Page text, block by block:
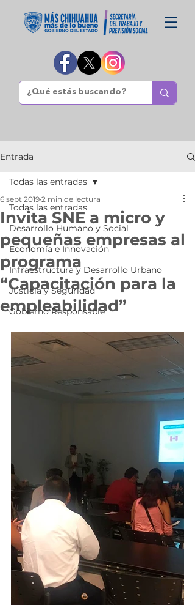
Entrada
Todas las entradas
Desarrollo Humano y Social
Economía e Innovación
Infraestructura y Desarrollo Urbano
Justicia y Seguridad
Gobierno Responsable
Todas las entradas
Invita SNE a micro y
pequeñas empresas al
programa
“Capacitación para la
empleabilidad”
6 sept 2019 2 min de lectura